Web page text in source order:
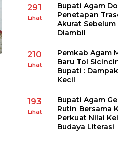
291
Lihat
Bupati Agam
Penetapan
Akurat
Diambil
210
Lihat
Pemkab Agam
Baru Tol
Bupati :
Kecil
193
Lihat
Bupati Agam
Rutin Bersama
Perkuat Nilai
Budaya Literasi